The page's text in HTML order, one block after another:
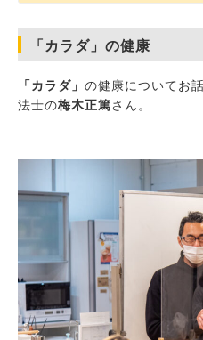
「カラダ」の健康
「カラダ」 の健康についてお
法士の梅木正篤さん。